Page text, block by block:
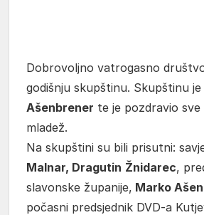
Dobrovoljno vatrogasno
godišnju skupštinu. Skupštinu
Ašenbrener te je pozdravio
mladež.
Na skupštini su bili prisutni:
Malnar, Dragutin Žnidarec,
slavonske županije, Marko
počasni predsjednik DVD-a